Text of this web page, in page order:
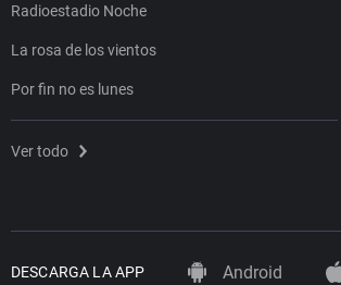
Radioestadio Noche
La rosa de los vientos
Por fin no es lunes
Ver todo
DESCARGA LA APP Android